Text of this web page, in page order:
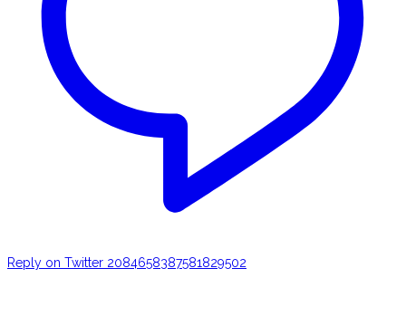
Reply on Twitter 2084658387581829502